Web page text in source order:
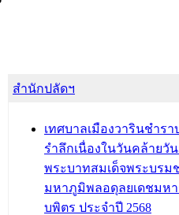
สำนักปลัดฯ
เทศบาลเมืองวารินชำร
รำลึกเนื่องในวันคล้ายวั
พระบาทสมเด็จพระบรม
มหาภูมิพลอดุลยเดชมห
บพิตร ประจำปี 2568